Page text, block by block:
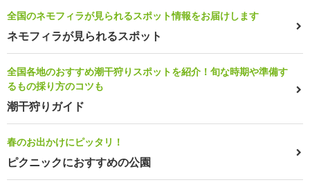
全国のネモフィラが見られるスポット情報をお届けします
ネモフィラが見られるスポット
全国各地のおすすめ潮干狩りスポットを紹介！旬な時期や準備す
るもの採り方のコツも
潮干狩りガイド
春のお出かけにピッタリ！
ピクニックにおすすめの公園